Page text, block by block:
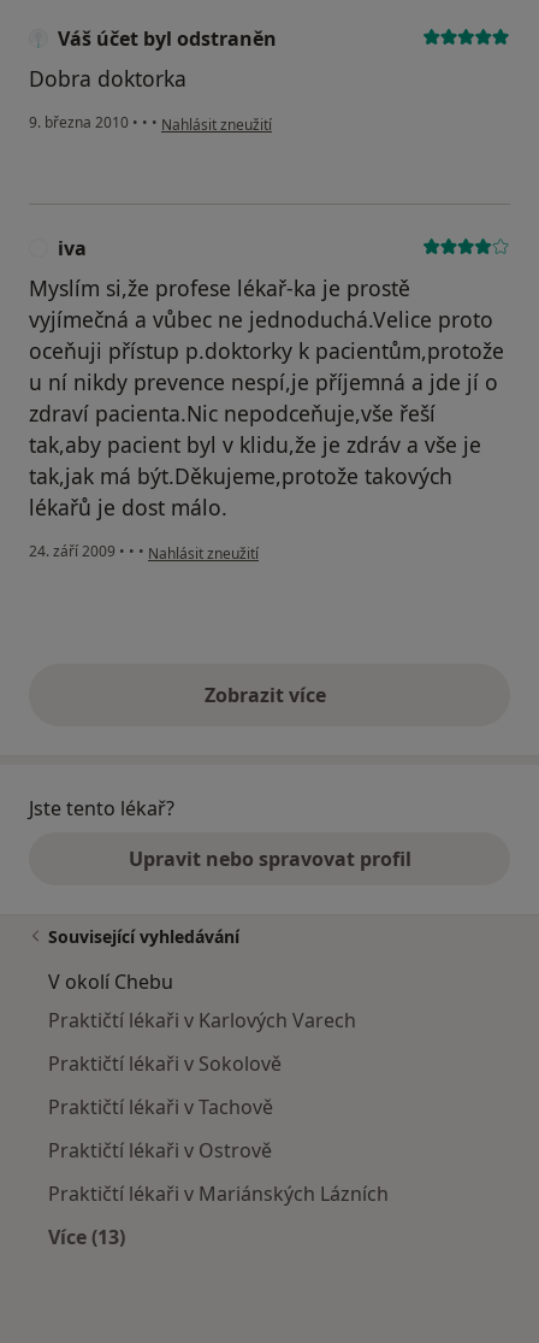
Váš účet byl odstraněn
Dobra doktorka
9. března 2010 • • • podle názoru uživatele Váš účet byl odstraněn
Nahlásit zneužití
iva
Myslím si,že profese lékař-ka je prostě
vyjímečná a vůbec ne jednoduchá.Velice proto
oceňuji přístup p.doktorky k pacientům,protože
u ní nikdy prevence nespí,je příjemná a jde jí o
zdraví pacienta.Nic nepodceňuje,vše řeší
tak,aby pacient byl v klidu,že je zdráv a vše je
tak,jak má být.Děkujeme,protože takových
lékařů je dost málo.
24. září 2009 • • • podle názoru uživatele iva
Nahlásit zneužití
Zobrazit vícevýše uvedené názory
Jste tento lékař?
Upravit nebo spravovat profil
Související vyhledávání
V okolí Chebu
Praktičtí lékaři v Karlových Varech
Praktičtí lékaři v Sokolově
Praktičtí lékaři v Tachově
Praktičtí lékaři v Ostrově
Praktičtí lékaři v Mariánských Lázních
Více (13)